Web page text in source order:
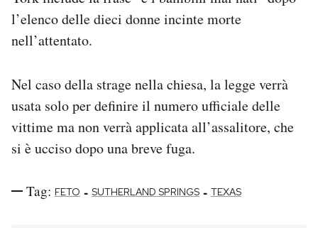
l’elenco delle dieci donne incinte morte
nell’attentato.
Nel caso della strage nella chiesa, la legge verrà
usata solo per definire il numero ufficiale delle
vittime ma non verrà applicata all’assalitore, che
si è ucciso dopo una breve fuga.
Tag: FETO - SUTHERLAND SPRINGS - TEXAS